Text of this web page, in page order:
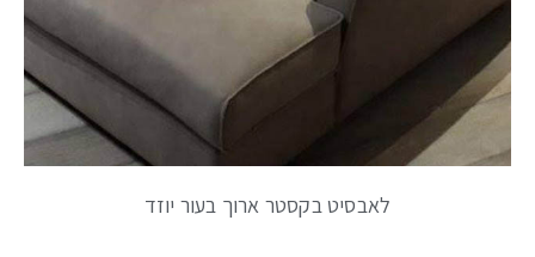
לאבסיט בקסטר ארוך בעור יוזד